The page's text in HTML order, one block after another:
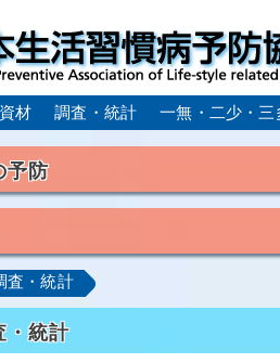
材 調査・統計 一無・二少・三
予防
（高脂血症）
ンドローム
動脈硬化
心
アルコール肝疾患
ム／サルコペニア／フレイル
査・統計
・統計